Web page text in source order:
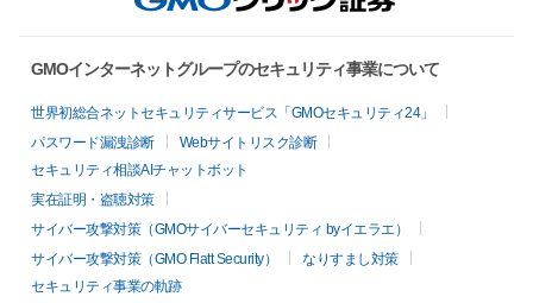
GMOインターネットグループのセキュリティ事業について
世界初総合ネットセキュリティサービス「GMOセキュリティ24」
パスワード漏洩診断
Webサイトリスク診断
セキュリティ相談AIチャットボット
実在証明・盗聴対策
サイバー攻撃対策（GMOサイバーセキュリティ byイエラエ）
サイバー攻撃対策（GMO Flatt Security）
なりすまし対策
セキュリティ事業の軌跡